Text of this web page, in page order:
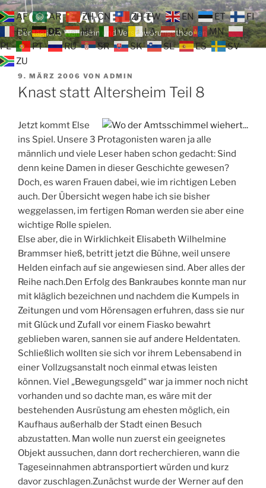
Zum
Inhalt
springen
TOP TEAM BLOG
Der tägliche Wahnsinn und Verschwörungstheorien
VERÖFFENTLICHT
AM
9. MÄRZ 2006 VON ADMIN
Knast statt Altersheim Teil 8
Jetzt kommt Else
ins Spiel. Unsere 3 Protagonisten waren ja alle
männlich und viele Leser haben schon gedacht: Sind
denn keine Damen in dieser Geschichte gewesen?
Doch, es waren Frauen dabei, wie im richtigen Leben
auch. Der Übersicht wegen habe ich sie bisher
weggelassen, im fertigen Roman werden sie aber eine
wichtige Rolle spielen.
Else aber, die in Wirklichkeit Elisabeth Wilhelmine
Brammser hieß, betritt jetzt die Bühne, weil unsere
Helden einfach auf sie angewiesen sind. Aber alles der
Reihe nach.Den Erfolg des Bankraubes konnte man nur
mit kläglich bezeichnen und nachdem die Kumpels in
Zeitungen und vom Hörensagen erfuhren, dass sie nur
mit Glück und Zufall vor einem Fiasko bewahrt
geblieben waren, sannen sie auf andere Heldentaten.
Schließlich wollten sie sich vor ihrem Lebensabend in
einer Vollzugsanstalt noch einmal etwas leisten
können. Viel „Bewegungsgeld“ war ja immer noch nicht
vorhanden und so dachte man, es wäre mit der
bestehenden Ausrüstung am ehesten möglich, ein
Kaufhaus außerhalb der Stadt einen Besuch
abzustatten. Man wolle nun zuerst ein geeignetes
Objekt aussuchen, dann dort recherchieren, wann die
Tageseinnahmen abtransportiert würden und kurz
davor zuschlagen.Zunächst wurde der Werner auf den
AF AR ZH-CN ZH-TW EN ET
FI
FR
DE HU IT LA LV
MN
PL
PT RU SR SK SL ES
SV
ZU